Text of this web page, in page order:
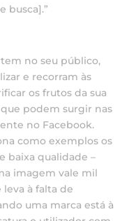
busca].”
no seu público,
e recorram às
os frutos da sua
podem surgir nas
no Facebook.
como exemplos os
baixa qualidade –
imagem vale mil
leva à falta de
uma marca está à